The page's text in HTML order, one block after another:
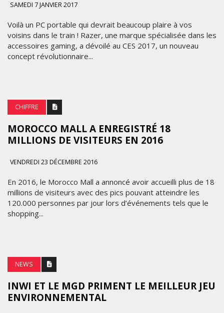
SAMEDI 7 JANVIER 2017
Voilà un PC portable qui devrait beaucoup plaire à vos
voisins dans le train ! Razer, une marque spécialisée dans les
accessoires gaming, a dévoilé au CES 2017, un nouveau
concept révolutionnaire...
CHIFFRE
MOROCCO MALL A ENREGISTRÉ 18
MILLIONS DE VISITEURS EN 2016
VENDREDI 23 DÉCEMBRE 2016
En 2016, le Morocco Mall a annoncé avoir accueilli plus de 18
millions de visiteurs avec des pics pouvant atteindre les
120.000 personnes par jour lors d’événements tels que le
shopping...
NEWS
INWI ET LE MGD PRIMENT LE MEILLEUR JEU
ENVIRONNEMENTAL